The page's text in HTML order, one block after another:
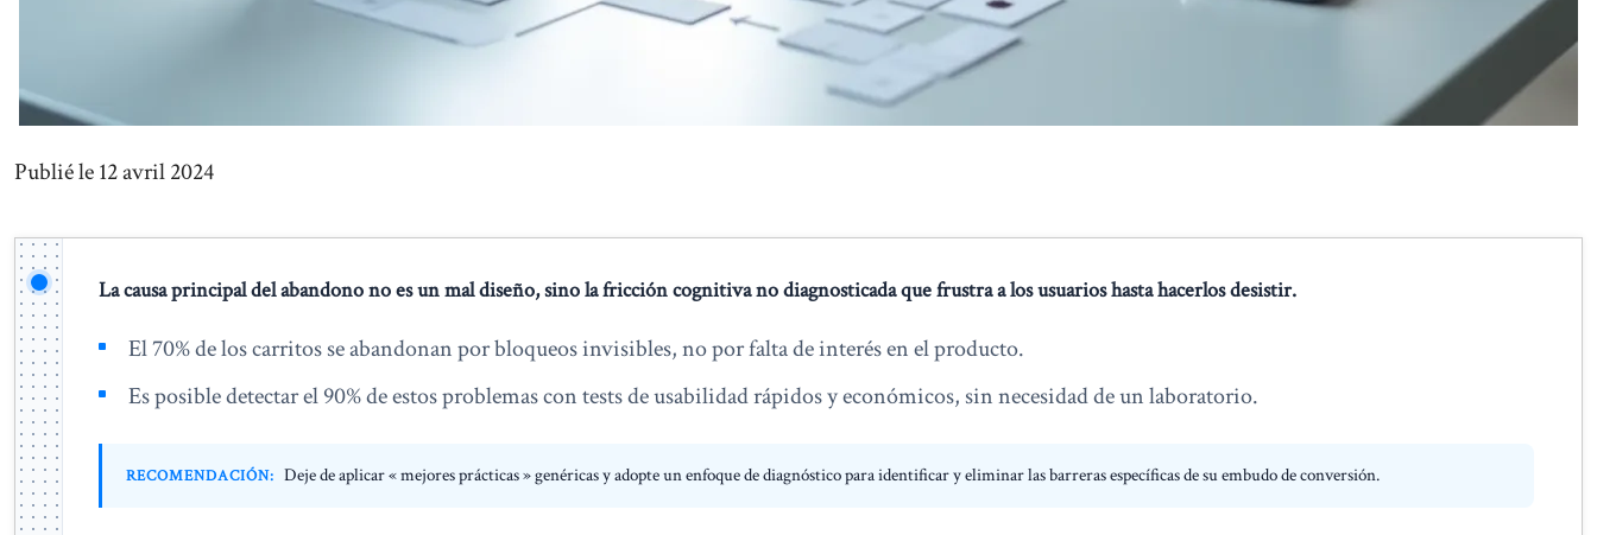
Publié le 12 avril 2024
La causa principal del abandono no es un mal diseño, sino la fricción cognitiva no diagnosticada que frustra a los usuarios hasta hacerlos desistir.
El 70% de los carritos se abandonan por bloqueos invisibles, no por falta de interés en el producto.
Es posible detectar el 90% de estos problemas con tests de usabilidad rápidos y económicos, sin necesidad de un laboratorio.
RECOMENDACIÓN: Deje de aplicar « mejores prácticas » genéricas y adopte un enfoque de diagnóstico para identificar y eliminar las barreras específicas de su embudo de conversión.